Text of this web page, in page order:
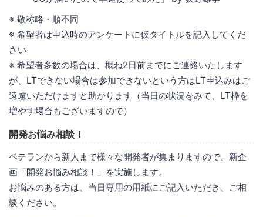
※ 敬称略・順不同
※ 希望者は申込時のアンケートに仮タイトルを記入してくだ
さい
※ 希望者多数の場合は、概ね2日前までにご連絡いたします
が、LTできない場合は参加できないという方はLT申込みはご
遠慮いただけますと助かります（当日の状況をみて、LT枠を
増やす場合もございますので）
開発お悩み相談！
ベテランから新人まで様々な開発者が集まりますので、新企
画「開発お悩み相談！」を実施します。
お悩みのある方は、当日専用の用紙にご記入いただき、ご相
談ください。